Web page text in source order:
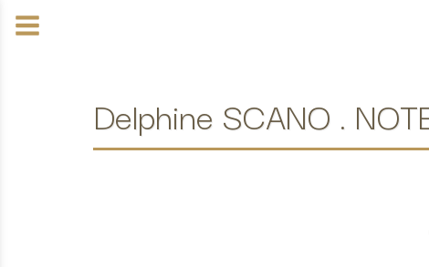
Delphine SCANO .